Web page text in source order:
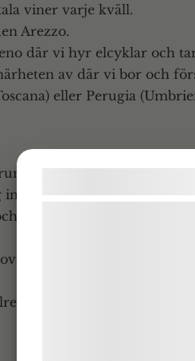
viner varje kväll.
Arezzo.
där vi hyr elcyklar och
av där vi bor och
eller Perugia
vin/öl och vatten
retur Pisa-Arezzo.
hyra av cyklar
finns med under hela